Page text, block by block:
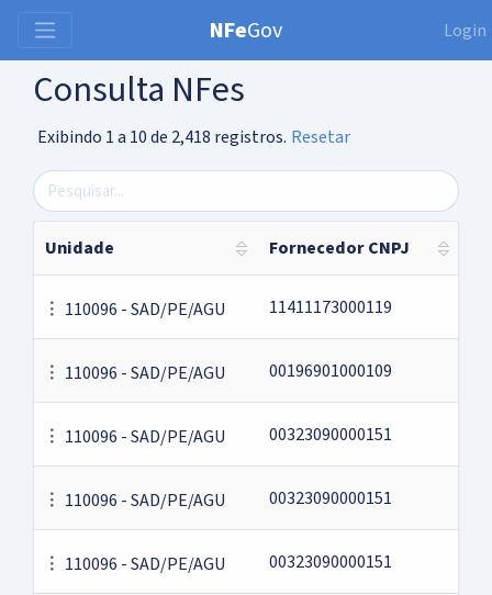
NFeGov Login
Consulta NFes
Exibindo 1 a 10 de 2,418 registros. Resetar
Unidade Fornecedor CNPJ
110096 - SAD/PE/AGU 11411173000119
110096 - SAD/PE/AGU 00196901000109
110096 - SAD/PE/AGU 00323090000151
110096 - SAD/PE/AGU 00323090000151
110096 - SAD/PE/AGU 00323090000151